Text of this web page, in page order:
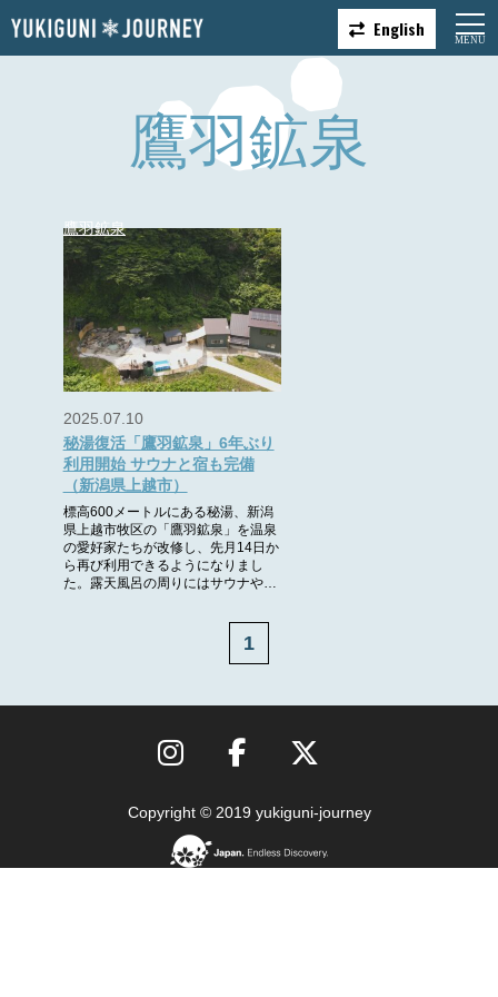
English
鷹羽鉱泉
鷹羽鉱泉
2025.07.10
秘湯復活「鷹羽鉱泉」6年ぶり
利用開始 サウナと宿も完備
（新潟県上越市）
標高600メートルにある秘湯、新潟
県上越市牧区の「鷹羽鉱泉」を温泉
の愛好家たちが改修し、先月14日か
ら再び利用できるようになりまし
た。露天風呂の周りにはサウナや…
1
Copyright © 2019 yukiguni-journey